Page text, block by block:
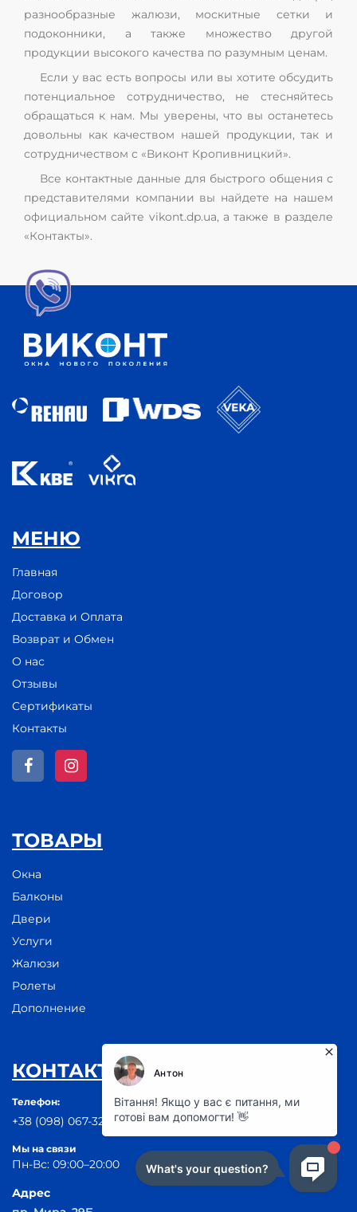
разнообразные жалюзи, москитные сетки и
подоконники, а также множество другой
продукции высокого качества по разумным ценам.
Если у вас есть вопросы или вы хотите обсудить
потенциальное сотрудничество, не стесняйтесь
обращаться к нам. Мы уверены, что вы останетесь
довольны как качеством нашей продукции, так и
сотрудничеством с «Виконт Кропивницкий».
Все контактные данные для быстрого общения с
представителями компании вы найдете на нашем
официальном сайте vikont.dp.ua, а также в разделе
«Контакты».
МЕНЮ
Главная
Договор
Доставка и Оплата
Возврат и Обмен
О нас
Отзывы
Сертификаты
Контакты
ТОВАРЫ
Окна
Балконы
Двери
Услуги
Жалюзи
Ролеты
Дополнение
КОНТАКТЫ
Телефон:
+38 (098) 067-32-65
Мы на связи
Пн-Вс: 09:00–20:00
Адрес